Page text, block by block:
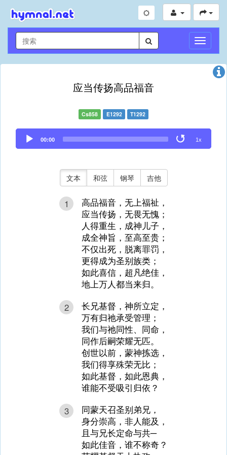
切
换
导
应当传扬高品福音
Cs858 E1292 T1292
Audio
Player
00:00 1x
文本 和弦 钢琴 吉他
1
高品福音，无上福祉，
应当传扬，无畏无愧；
人得重生，成神儿子，
成全神旨，至高至贵；
不仅出死，脱离罪罚，
更得成为圣别族类；
如此喜信，超凡绝佳，
地上万人都当来归。
2
长兄基督，神所立定，
万有归祂承受管理；
我们与祂同性、同命，
同作后嗣荣耀无匹。
创世以前，蒙神拣选，
我们得享殊荣无比；
如此基督，如此恩典，
谁能不受吸引归依？
3
同蒙天召圣别弟兄，
身分崇高，非人能及，
且与兄长定命与共─
如此佳音，谁不称奇？